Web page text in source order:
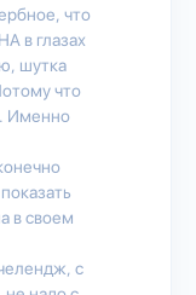
что
в глазах
шутка
что
Именно
в своем
с